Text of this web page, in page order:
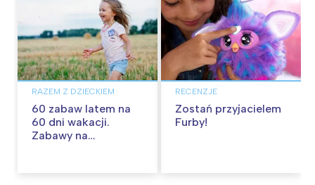
RAZEM Z DZIECKIEM
60 zabaw latem na
60 dni wakacji.
Zabawy na
RECENZJE
Zostań przyjacielem
Furby!